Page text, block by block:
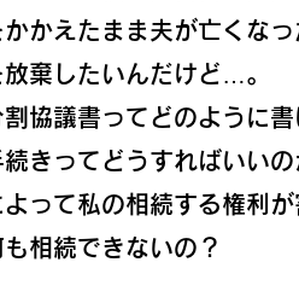
かかえたまま夫が亡くなっ
放棄したいんだけど…。
協議書ってどのように書
続きってどうすればいい
よって私の相続する権利
相続できないの？